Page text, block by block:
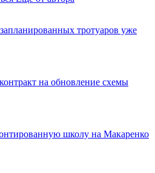
тротуаров уже
на обновление схемы
школу на Макаренко